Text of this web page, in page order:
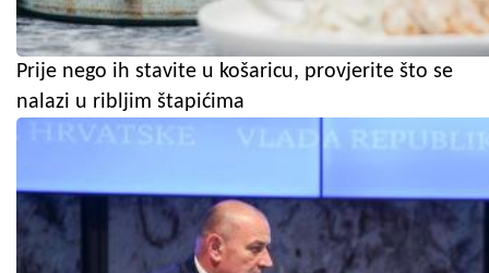
Prije nego ih stavite u košaricu, provjerite što se
nalazi u ribljim štapićima